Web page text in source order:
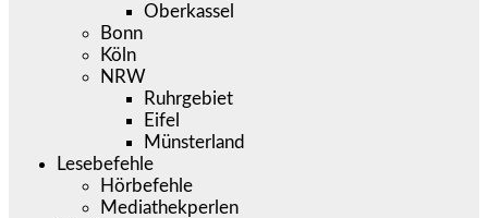
Oberkassel
Bonn
Köln
NRW
Ruhrgebiet
Eifel
Münsterland
Lesebefehle
Hörbefehle
Mediathekperlen